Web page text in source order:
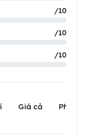
/10
/10
/10
Giá cả Phục